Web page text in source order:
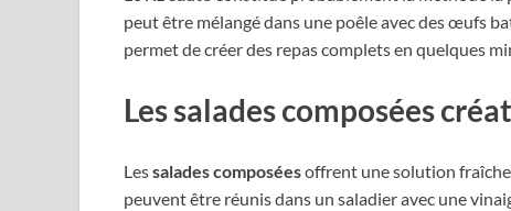
peut être mélangé dans une poêle avec des œufs
permet de créer des repas complets en quelques
Les salades composées
Lessalades composéesoffrent une solution fraîche
peuvent être réunis dans un saladier avec une